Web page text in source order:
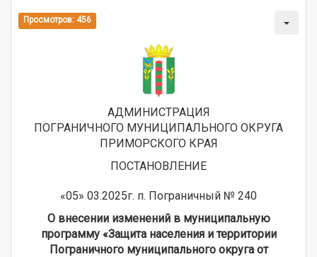
Просмотров: 456
АДМИНИСТРАЦИЯ
ПОГРАНИЧНОГО МУНИЦИПАЛЬНОГО ОКРУГА
ПРИМОРСКОГО КРАЯ
ПОСТАНОВЛЕНИЕ
«05» 03.2025г. п. Пограничный № 240
О внесении изменений в муниципальную
программу «Защита населения и территории
Пограничного муниципального округа от